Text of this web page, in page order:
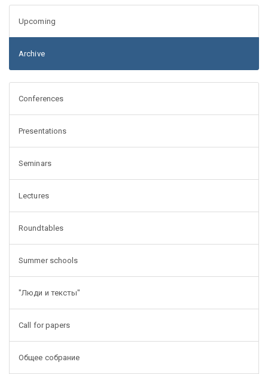
Upcoming
Archive
Conferences
Presentations
Seminars
Lectures
Roundtables
Summer schools
"Люди и тексты"
Call for papers
Общее собрание